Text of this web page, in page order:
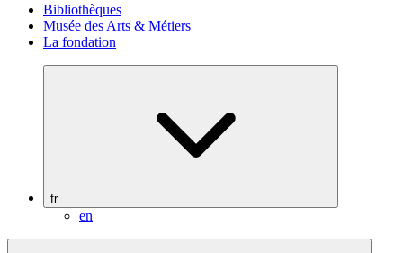
Bibliothèques
Musée des Arts & Métiers
La fondation
fr
en